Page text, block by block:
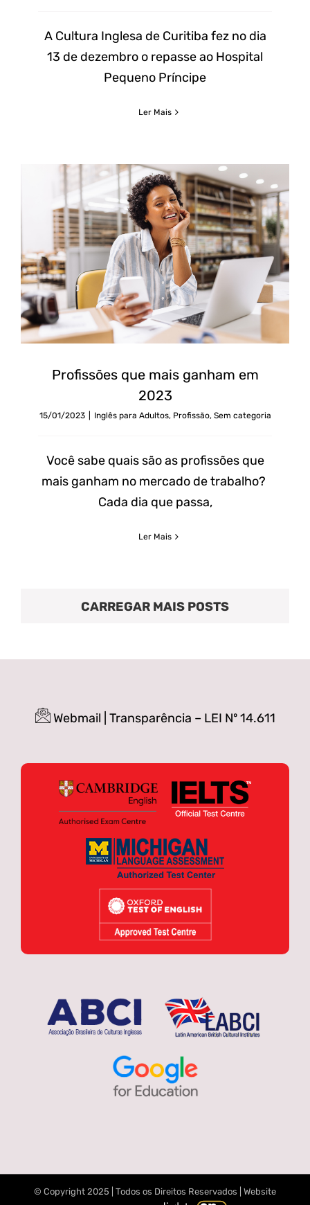
A Cultura Inglesa de Curitiba fez no dia
13 de dezembro o repasse ao Hospital
Pequeno Príncipe
Ler Mais
Profissões que mais ganham em
2023
15/01/2023 Inglês para Adultos, Profissão, Sem categoria
Você sabe quais são as profissões que
mais ganham no mercado de trabalho?
Cada dia que passa,
Ler Mais
CARREGAR MAIS POSTS
Webmail Transparência – LEI Nº 14.611
© Copyright 2025 | Todos os Direitos Reservados | Website